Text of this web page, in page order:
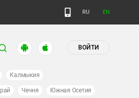
RU EN
ВОЙТИ
Калмыкия
Чечня Южная Осетия